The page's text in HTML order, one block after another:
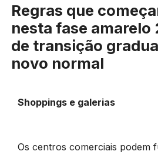
Regras que
nesta fase amarelo
de transição
novo normal
Shoppings e galerias
Os centros comerciais podem